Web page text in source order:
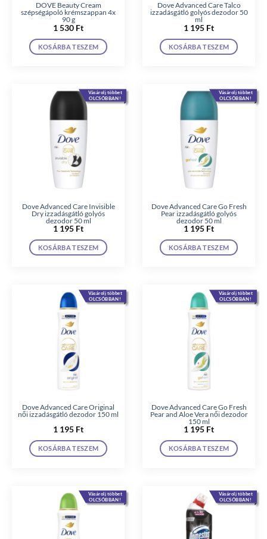
DOVE Beauty Cream
szépségápoló krémszappan 4x
90 g
1 530 Ft
KOSÁRBA TESZEM
Dove Advanced Care Talco
izzadásgátló golyós dezodor 50
ml
1 195 Ft
KOSÁRBA TESZEM
Vásárolj többet
OLCSÓBBAN!
Dove Advanced Care Invisible
Dry izzadásgátló golyós
dezodor 50 ml
1 195 Ft
KOSÁRBA TESZEM
Vásárolj többet
OLCSÓBBAN!
Dove Advanced Care Go Fresh
Pear izzadásgátló golyós
dezodor 50 ml
1 195 Ft
KOSÁRBA TESZEM
Vásárolj többet
OLCSÓBBAN!
Dove Advanced Care Original
női izzadásgátló dezodor 150 ml
1 195 Ft
KOSÁRBA TESZEM
Vásárolj többet
OLCSÓBBAN!
Dove Advanced Care Go Fresh
Pear and Aloe Vera női dezodor
150 ml
1 195 Ft
KOSÁRBA TESZEM
Vásárolj többet
OLCSÓBBAN!
Vásárolj többet
OLCSÓBBAN!